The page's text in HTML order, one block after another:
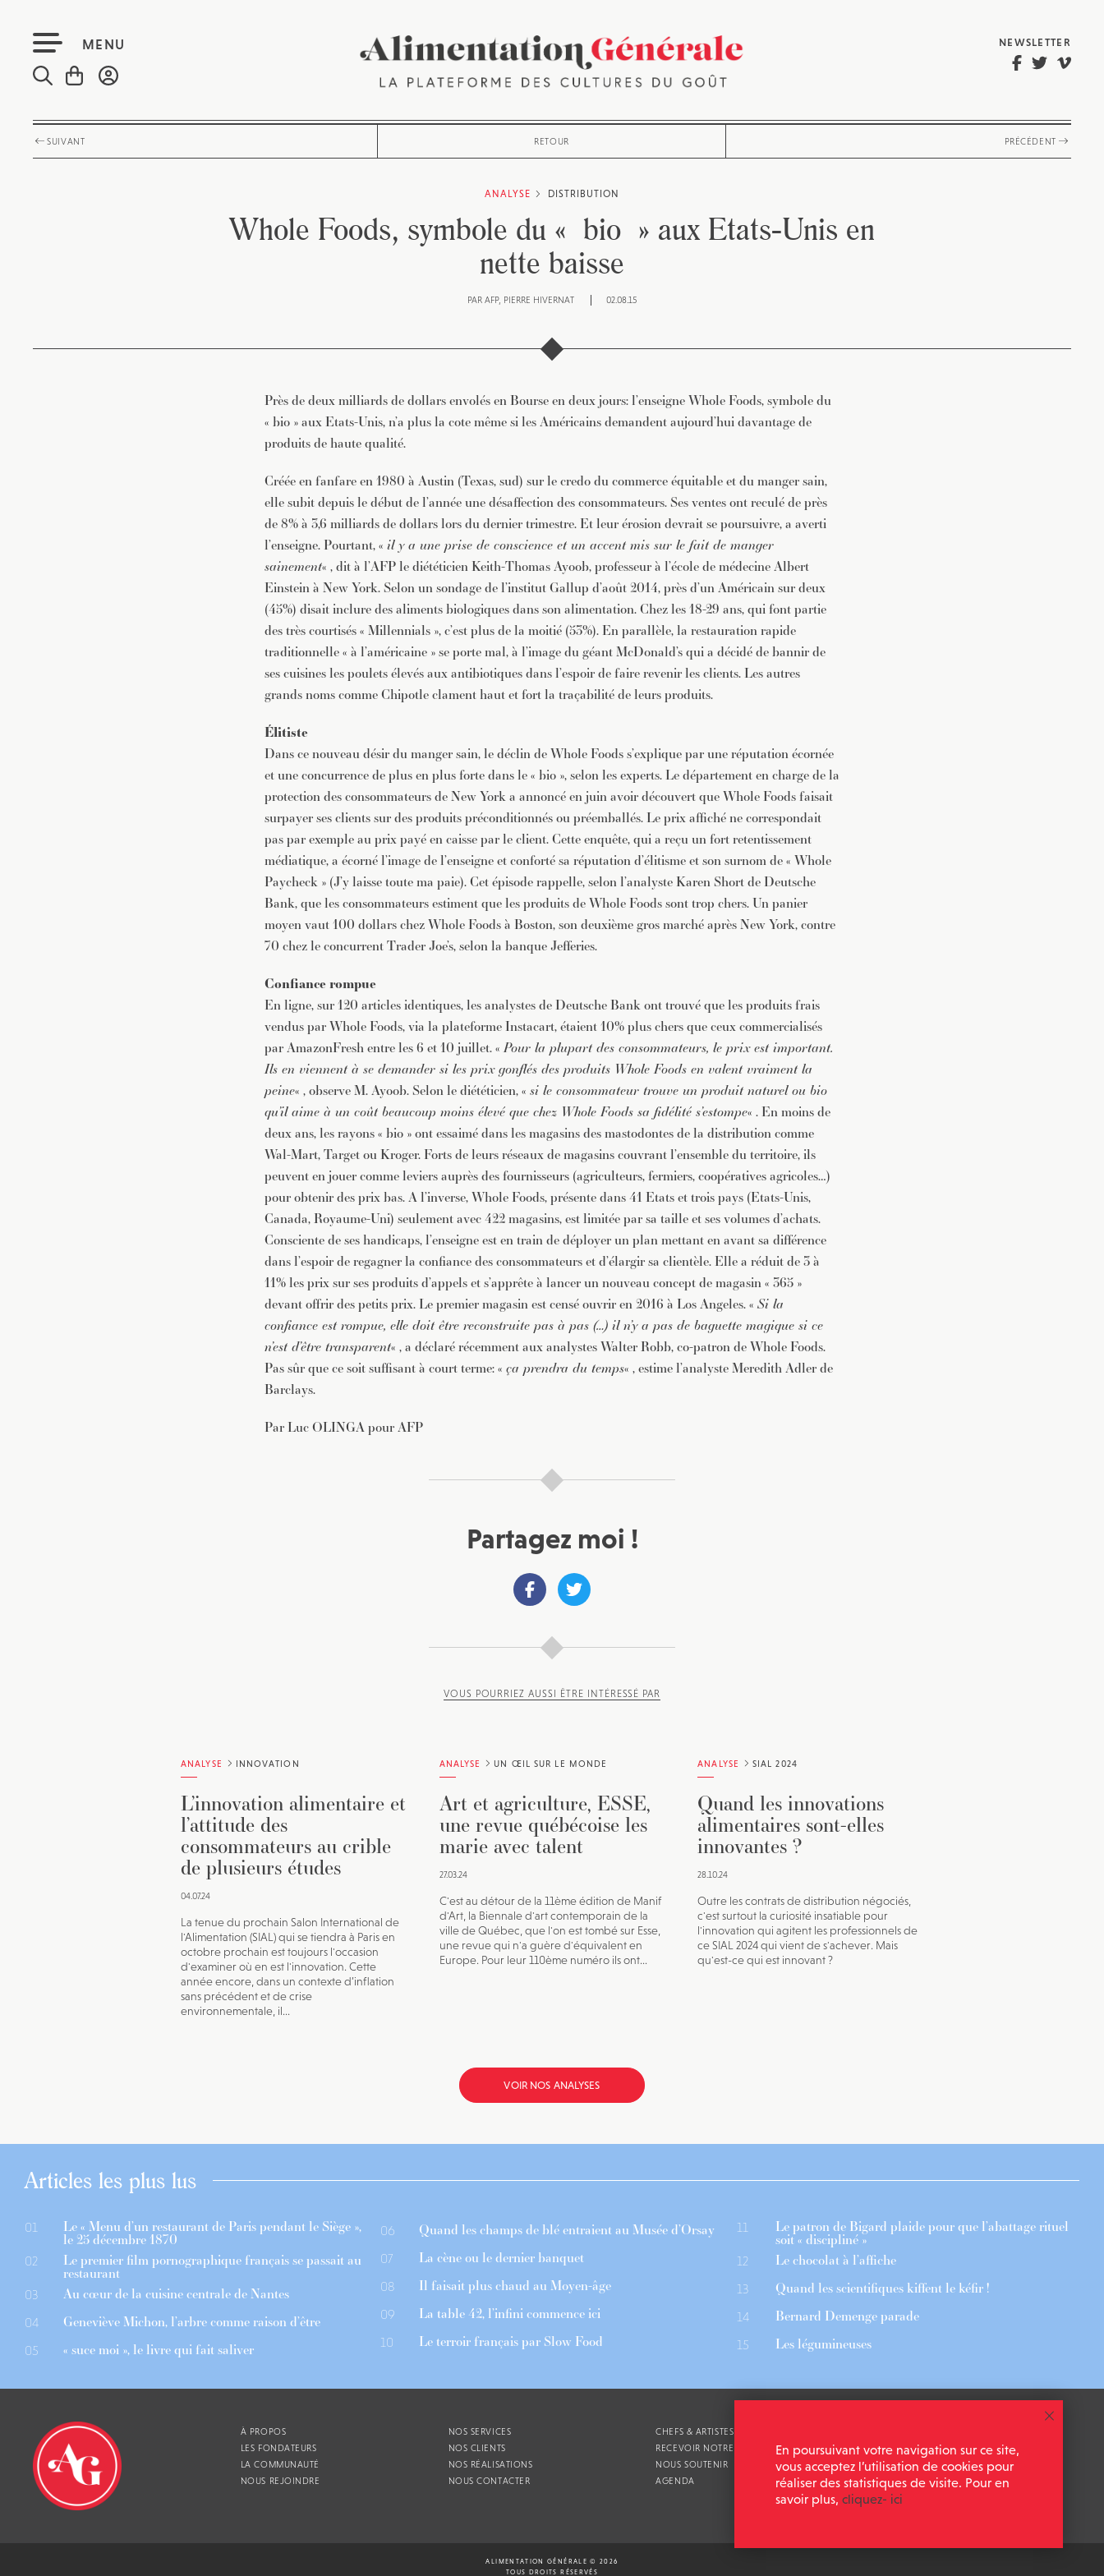
MENU NEWSLETTER
SUIVANT RETOUR PRÉCÉDENT
ANALYSE DISTRIBUTION
Whole Foods, symbole du « bio » aux Etats-Unis en
nette baisse
PAR AFP PIERRE HIVERNAT 02.08.15
Près de deux milliards de dollars envolés en Bourse en deux jours: l’enseigne Whole Foods, symbole du
« bio » aux Etats-Unis, n’a plus la cote même si les Américains demandent aujourd’hui davantage de
produits de haute qualité.
Créée en fanfare en 1980 à Austin (Texas, sud) sur le credo du commerce équitable et du manger sain,
elle subit depuis le début de l’année une désaffection des consommateurs. Ses ventes ont reculé de près
de 8% à 3,6 milliards de dollars lors du dernier trimestre. Et leur érosion devrait se poursuivre, a averti
l’enseigne. Pourtant, « il y a une prise de conscience et un accent mis sur le fait de manger
sainement« , dit à l’AFP le diététicien Keith-Thomas Ayoob, professeur à l’école de médecine Albert
Einstein à New York. Selon un sondage de l’institut Gallup d’août 2014, près d’un Américain sur deux
(45%) disait inclure des aliments biologiques dans son alimentation. Chez les 18-29 ans, qui font partie
des très courtisés « Millennials », c’est plus de la moitié (53%). En parallèle, la restauration rapide
traditionnelle « à l’américaine » se porte mal, à l’image du géant McDonald’s qui a décidé de bannir de
ses cuisines les poulets élevés aux antibiotiques dans l’espoir de faire revenir les clients. Les autres
grands noms comme Chipotle clament haut et fort la traçabilité de leurs produits.
Élitiste
Dans ce nouveau désir du manger sain, le déclin de Whole Foods s’explique par une réputation écornée
et une concurrence de plus en plus forte dans le « bio », selon les experts. Le département en charge de la
protection des consommateurs de New York a annoncé en juin avoir découvert que Whole Foods faisait
surpayer ses clients sur des produits préconditionnés ou préemballés. Le prix affiché ne correspondait
pas par exemple au prix payé en caisse par le client. Cette enquête, qui a reçu un fort retentissement
médiatique, a écorné l’image de l’enseigne et conforté sa réputation d’élitisme et son surnom de « Whole
Paycheck » (J’y laisse toute ma paie). Cet épisode rappelle, selon l’analyste Karen Short de Deutsche
Bank, que les consommateurs estiment que les produits de Whole Foods sont trop chers. Un panier
moyen vaut 100 dollars chez Whole Foods à Boston, son deuxième gros marché après New York, contre
70 chez le concurrent Trader Joe’s, selon la banque Jefferies.
Confiance rompue
En ligne, sur 120 articles identiques, les analystes de Deutsche Bank ont trouvé que les produits frais
vendus par Whole Foods, via la plateforme Instacart, étaient 10% plus chers que ceux commercialisés
par AmazonFresh entre les 6 et 10 juillet. «Pour la plupart des consommateurs, le prix est important.
Ils en viennent à se demander si les prix gonflés des produits Whole Foods en valent vraiment la
peine« , observe M. Ayoob. Selon le diététicien, « si le consommateur trouve un produit naturel ou bio
qu’il aime à un coût beaucoup moins élevé que chez Whole Foods sa fidélité s’estompe« . En moins de
deux ans, les rayons « bio » ont essaimé dans les magasins des mastodontes de la distribution comme
Wal-Mart, Target ou Kroger. Forts de leurs réseaux de magasins couvrant l’ensemble du territoire, ils
peuvent en jouer comme leviers auprès des fournisseurs (agriculteurs, fermiers, coopératives agricoles…)
pour obtenir des prix bas. A l’inverse, Whole Foods, présente dans 41 Etats et trois pays (Etats-Unis,
Canada, Royaume-Uni) seulement avec 422 magasins, est limitée par sa taille et ses volumes d’achats.
Consciente de ses handicaps, l’enseigne est en train de déployer un plan mettant en avant sa différence
dans l’espoir de regagner la confiance des consommateurs et d’élargir sa clientèle. Elle a réduit de 3 à
11% les prix sur ses produits d’appels et s’apprête à lancer un nouveau concept de magasin « 365 »
devant offrir des petits prix. Le premier magasin est censé ouvrir en 2016 à Los Angeles. « Si la
confiance est rompue, elle doit être reconstruite pas à pas (…) il n’y a pas de baguette magique si ce
n’est d’être transparent« , a déclaré récemment aux analystes Walter Robb, co-patron de Whole Foods.
Pas sûr que ce soit suffisant à court terme: « ça prendra du temps« , estime l’analyste Meredith Adler de
Barclays.
Par Luc OLINGA pour AFP
Partagez moi !
VOUS POURRIEZ AUSSI ÊTRE INTÉRESSÉ PAR
ANALYSE INNOVATION
L’innovation alimentaire et
l’attitude des
consommateurs au crible
de plusieurs études
04.07.24
La tenue du prochain Salon International de
l'Alimentation (SIAL) qui se tiendra à Paris en
octobre prochain est toujours l'occasion
d'examiner où en est l'innovation. Cette
année encore, dans un contexte d’inflation
sans précédent et de crise
environnementale, il...
ANALYSE UN ŒIL SUR LE MONDE
Art et agriculture, ESSE,
une revue québécoise les
marie avec talent
27.03.24
C'est au détour de la 11ème édition de Manif
d'Art, la Biennale d'art contemporain de la
ville de Québec, que l'on est tombé sur Esse,
une revue qui n'a guère d'équivalent en
Europe. Pour leur 110ème numéro ils ont...
ANALYSE SIAL 2024
Quand les innovations
alimentaires sont-elles
innovantes ?
28.10.24
Outre les contrats de distribution négociés,
c'est surtout la curiosité insatiable pour
l'innovation qui agitent les professionnels de
ce SIAL 2024 qui vient de s'achever. Mais
qu'est-ce qui est innovant ?
VOIR NOS ANALYSES
Articles les plus lus
01 Le « Menu d’un restaurant de Paris pendant le Siège »,
le 25 décembre 1870
02 Le premier film pornographique français se passait au
restaurant
03 Au cœur de la cuisine centrale de Nantes
04 Geneviève Michon, l’arbre comme raison d’être
05 « suce moi », le livre qui fait saliver
06 Quand les champs de blé entraient au Musée d’Orsay
07 La cène ou le dernier banquet
08 Il faisait plus chaud au Moyen-âge
09 La table 42, l’infini commence ici
10 Le terroir français par Slow Food
11 Le patron de Bigard plaide pour que l’abattage rituel
soit « discipliné »
12 Le chocolat à l’affiche
13 Quand les scientifiques kiffent le kéfir !
14 Bernard Demenge parade
15 Les légumineuses
À PROPOS
LES FONDATEURS
LA COMMUNAUTÉ
NOUS REJOINDRE
NOS SERVICES
NOS CLIENTS
NOS RÉALISATIONS
NOUS CONTACTER
CHEFS & ARTISTES ASSOCIÉS
RECEVOIR NOTRE NEWSLETTER
NOUS SOUTENIR
AGENDA
MENTIONS LÉGALES
ALIMENTATION GÉNÉRALE © 2026
TOUS DROITS RÉSERVÉS
En poursuivant votre navigation sur ce site,
vous acceptez l’utilisation de cookies pour
réaliser des statistiques de visite. Pour en
savoir plus, cliquez- ici
Pour recevoir toutes les deux semaines notre lettre d’info avec une
sélection d’articles …